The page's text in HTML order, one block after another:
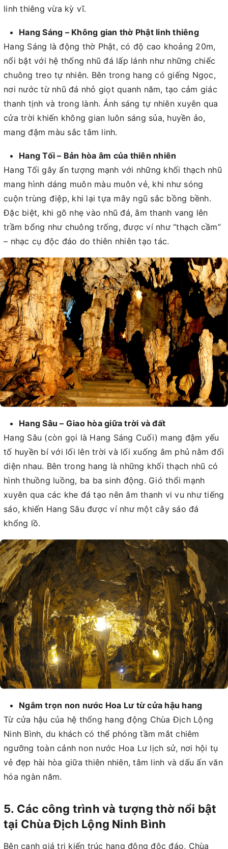
linh thiêng vừa kỳ vĩ.
Hang Sáng – Không gian thờ Phật linh thiêng
Hang Sáng là động thờ Phật, có độ cao khoảng 20m,
nổi bật với hệ thống nhũ đá lấp lánh như những chiếc
chuông treo tự nhiên. Bên trong hang có giếng Ngọc,
nơi nước từ nhũ đá nhỏ giọt quanh năm, tạo cảm giác
thanh tịnh và trong lành. Ánh sáng tự nhiên xuyên qua
cửa trời khiến không gian luôn sáng sủa, huyền ảo,
mang đậm màu sắc tâm linh.
Hang Tối – Bản hòa âm của thiên nhiên
Hang Tối gây ấn tượng mạnh với những khối thạch nhũ
mang hình dáng muôn màu muôn vẻ, khi như sóng
cuộn trùng điệp, khi lại tựa mây ngũ sắc bồng bềnh.
Đặc biệt, khi gõ nhẹ vào nhũ đá, âm thanh vang lên
trầm bổng như chuông trống, được ví như “thạch cầm”
– nhạc cụ độc đáo do thiên nhiên tạo tác.
Hang Sâu – Giao hòa giữa trời và đất
Hang Sâu (còn gọi là Hang Sáng Cuối) mang đậm yếu
tố huyền bí với lối lên trời và lối xuống âm phủ nằm đối
diện nhau. Bên trong hang là những khối thạch nhũ có
hình thuồng luồng, ba ba sinh động. Gió thổi mạnh
xuyên qua các khe đá tạo nên âm thanh vi vu như tiếng
sáo, khiến Hang Sâu được ví như một cây sáo đá
khổng lồ.
Ngắm trọn non nước Hoa Lư từ cửa hậu hang
Từ cửa hậu của hệ thống hang động Chùa Địch Lộng
Ninh Bình, du khách có thể phóng tầm mắt chiêm
ngưỡng toàn cảnh non nước Hoa Lư lịch sử, nơi hội tụ
vẻ đẹp hài hòa giữa thiên nhiên, tâm linh và dấu ấn văn
hóa ngàn năm.
5. Các công trình và tượng thờ nổi bật
tại Chùa Địch Lộng Ninh Bình
Bên cạnh giá trị kiến trúc hang động độc đáo, Chùa